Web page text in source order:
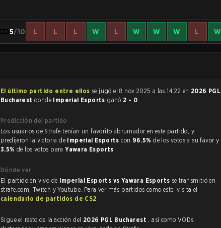
5/10 L L L W L W W W L W
El último partido entre ellos se jugó el 8 nov 2025 a las 14:22 en 2026 PGL
Bucharest donde Imperial Esports ganó 2 - 0 .
Predicción del partido
Los usuarios de Strafe tenían un favorito abrumador en este partido, y
predijeron la victoria de Imperial Esportscon 96.5%de los votos a su favor y
3.5% de los votos paraYawara Esports .
Dónde ver
El partido en vivo de Imperial Esports vs Yawara Esports se transmitió en
strafe.com, Twitch y Youtube. Para ver más partidos como este, visita el
calendario de partidos de CS2 .
Sigue el resto de la acción del 2026 PGL Bucharest , así como VODs,